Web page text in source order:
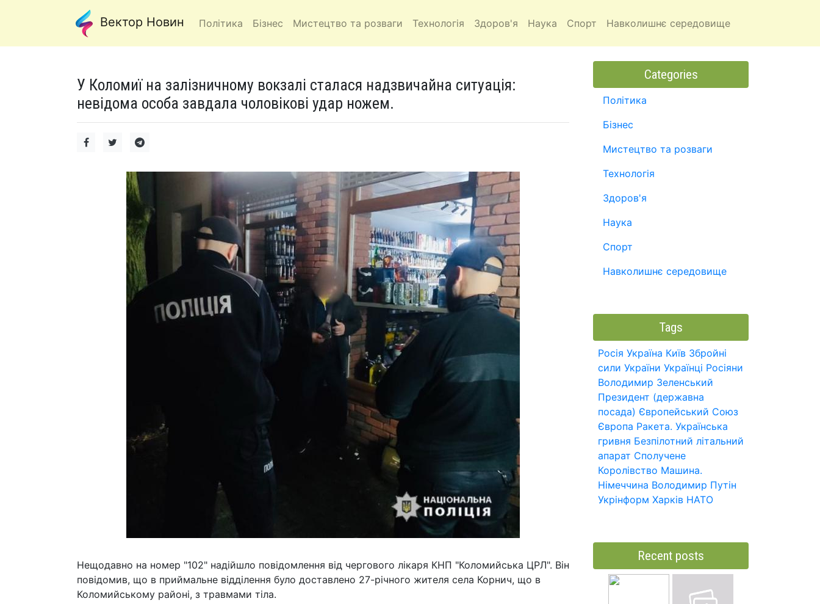
Вектор Новин Політика Бізнес Мистецтво та розваги Технологія Здоров'я Наука Спорт Навколишнє середовище
У Коломиї на залізничному вокзалі сталася надзвичайна ситуація:
невідома особа завдала чоловікові удар ножем.
Нещодавно на номер "102" надійшло повідомлення від чергового лікаря КНП "Коломийська ЦРЛ". Він
повідомив, що в приймальне відділення було доставлено 27-річного жителя села Корнич, що в
Коломийському районі, з травмами тіла.
Categories
Політика
Бізнес
Мистецтво та розваги
Технологія
Здоров'я
Наука
Спорт
Навколишнє середовище
Tags
Росія Україна Київ Збройні
сили України Українці Росіяни
Володимир Зеленський
Президент (державна
посада) Європейський Союз
Європа Ракета. Українська
гривня Безпілотний літальний
апарат Сполучене
Королівство Машина.
Німеччина Володимир Путін
Укрінформ Харків НАТО
Recent posts